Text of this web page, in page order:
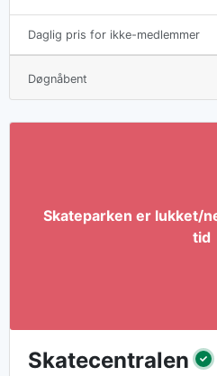
Daglig pris for ikke-medlemmer
Døgnåbent
Skatecentralen